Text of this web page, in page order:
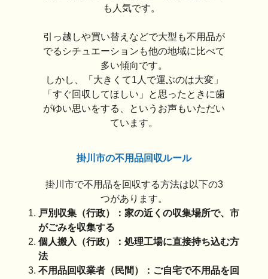
も人気です。
引っ越しや買い替えなどで大型も不用品が
でるシチュエーションも他の地域に比べて
多い傾向です。
しかし、「大きくて1人で運ぶのは大変」
「すぐ回収してほしい」と思ったときに歯
がゆい思いをする、というお声もいただい
ています。
掛川市の不用品回収ルール
掛川市で不用品を回収する方法は以下の3
つがあります。
戸別収集（行政）：家の近くの収集場所で、市
がごみを収集する
個人搬入（行政）：処理工場に直接持ち込む方
法
不用品回収業者（民間）：ご自宅で不用品を回